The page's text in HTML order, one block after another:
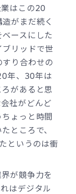
はこの20
がまだ続く
ースにした
リッドで世
り合わせの
年、30年は
があると思
社がどんど
ょっと時間
ところで、
というのは衝
が競争力を
はデジタル